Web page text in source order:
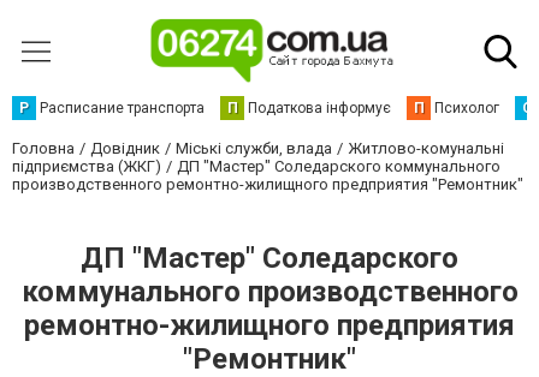
Р Расписание транспорта П Податкова інформує П Психолог С
Головна Довідник Міські служби, влада
Житлово-комунальні
підприємства (ЖКГ)
ДП "Мастер" Соледарского коммунального
производственного ремонтно-жилищного предприятия "Ремонтник"
ДП "Мастер" Соледарского
коммунального производственного
ремонтно-жилищного предприятия
"Ремонтник"